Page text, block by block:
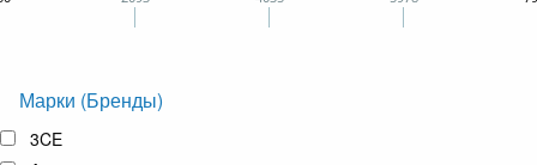
Марки (Бренды)
3CE